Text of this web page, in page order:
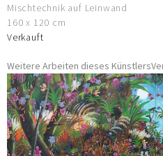
Mischtechnik auf Leinwand
160 x 120 cm
Verkauft
Weitere Arbeiten dieses Künstlers